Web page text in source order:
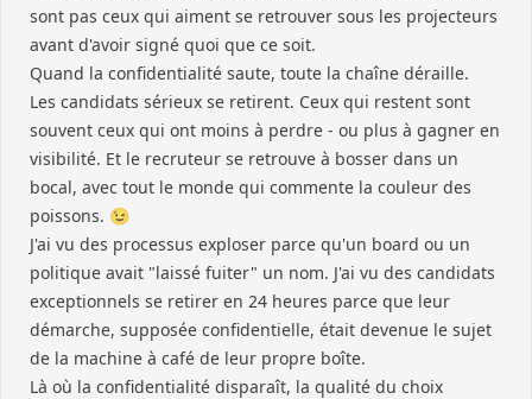
sont pas ceux qui aiment se retrouver sous les projecteurs
avant d'avoir signé quoi que ce soit.
Quand la confidentialité saute, toute la chaîne déraille.
Les candidats sérieux se retirent. Ceux qui restent sont
souvent ceux qui ont moins à perdre - ou plus à gagner en
visibilité. Et le recruteur se retrouve à bosser dans un
bocal, avec tout le monde qui commente la couleur des
poissons. 😉
J'ai vu des processus exploser parce qu'un board ou un
politique avait "laissé fuiter" un nom. J'ai vu des candidats
exceptionnels se retirer en 24 heures parce que leur
démarche, supposée confidentielle, était devenue le sujet
de la machine à café de leur propre boîte.
Là où la confidentialité disparaît, la qualité du choix